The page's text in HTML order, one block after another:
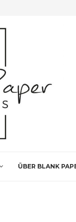
LEIPZIG BESUCH
ÜBER BLANK